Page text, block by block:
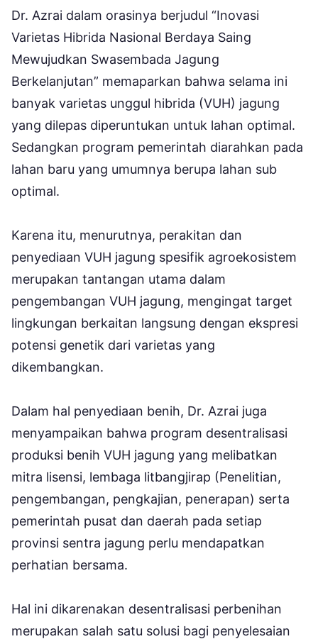
Dr. Azrai dalam orasinya berjudul “Inovasi
Varietas Hibrida Nasional Berdaya Saing
Mewujudkan Swasembada Jagung
Berkelanjutan” memaparkan bahwa selama ini
banyak varietas unggul hibrida (VUH) jagung
yang dilepas diperuntukan untuk lahan optimal.
Sedangkan program pemerintah diarahkan pada
lahan baru yang umumnya berupa lahan sub
optimal.
Karena itu, menurutnya, perakitan dan
penyediaan VUH jagung spesifik agroekosistem
merupakan tantangan utama dalam
pengembangan VUH jagung, mengingat target
lingkungan berkaitan langsung dengan ekspresi
potensi genetik dari varietas yang
dikembangkan.
Dalam hal penyediaan benih, Dr. Azrai juga
menyampaikan bahwa program desentralisasi
produksi benih VUH jagung yang melibatkan
mitra lisensi, lembaga litbangjirap (Penelitian,
pengembangan, pengkajian, penerapan) serta
pemerintah pusat dan daerah pada setiap
provinsi sentra jagung perlu mendapatkan
perhatian bersama.
Hal ini dikarenakan desentralisasi perbenihan
merupakan salah satu solusi bagi penyelesaian